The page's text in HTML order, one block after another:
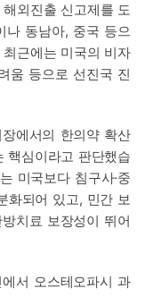
외진출 신고제를 도
나 동남아, 중국 등으
근에는 미국의 비자
움 등으로 선진국 진
에서의 한의약 확산
핵심이라고 판단했습
미국보다 침구사·중
화되어 있고, 민간 보
치료 보장성이 뛰어
서 오스테오파시 과